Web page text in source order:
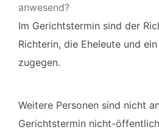
anwesend?
Im Gerichtstermin sind der
Richterin, die Eheleute und
zugegen.
Weitere Personen sind nicht
Gerichtstermin nicht-